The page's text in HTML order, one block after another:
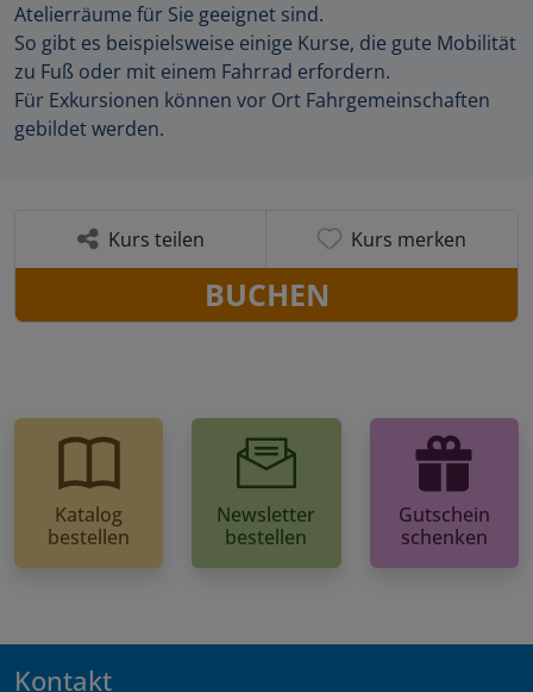
Atelierräume für Sie geeignet sind.
So gibt es beispielsweise einige Kurse, die gute Mobilität
zu Fuß oder mit einem Fahrrad erfordern.
Für Exkursionen können vor Ort Fahrgemeinschaften
gebildet werden.
Kurs teilen Kurs merken
BUCHEN
Katalog
bestellen
Newsletter
bestellen
Gutschein
schenken
Kontakt